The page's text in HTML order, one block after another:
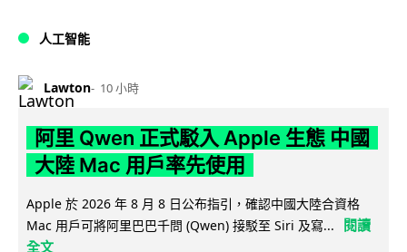
人工智能
Lawton 10 小時
阿里 Qwen 正式駁入 Apple 生態 中國
大陸 Mac 用戶率先使用
Apple 於 2026 年 8 月 8 日公布指引，確認中國大陸合資格
Mac 用戶可將阿里巴巴千問 (Qwen) 接駁至 Siri 及寫...
閱讀
全文